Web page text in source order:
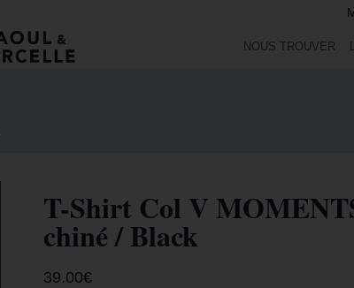
NOUS TROUVER
T-Shirt Col V
chiné / Black
39.00€